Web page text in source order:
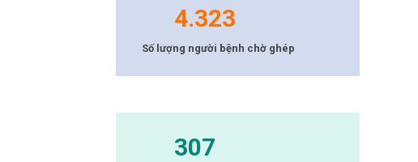
4.323
Số lượng người bệnh chờ ghép
307